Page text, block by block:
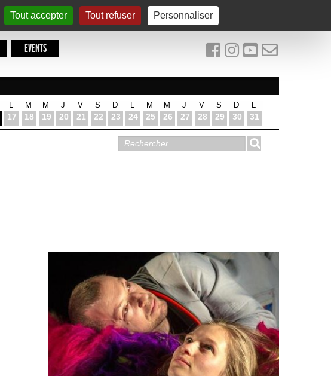
Tout accepter Tout refuser Personnaliser
EVENTS
17
M
18
M
19
J
20
V
21
S
22
D
23 24
M
25
M
26
J
27
V
28
S
29
D
30 31